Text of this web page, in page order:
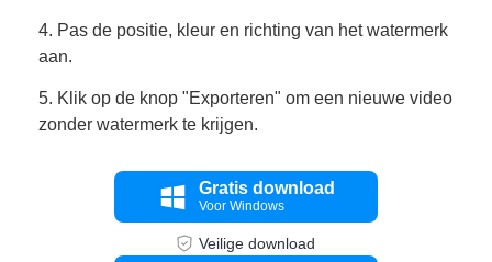
4. Pas de positie, kleur en richting van het watermerk
aan.
5. Klik op de knop "Exporteren" om een nieuwe video
zonder watermerk te krijgen.
Gratis download
Voor Windows
Veilige download